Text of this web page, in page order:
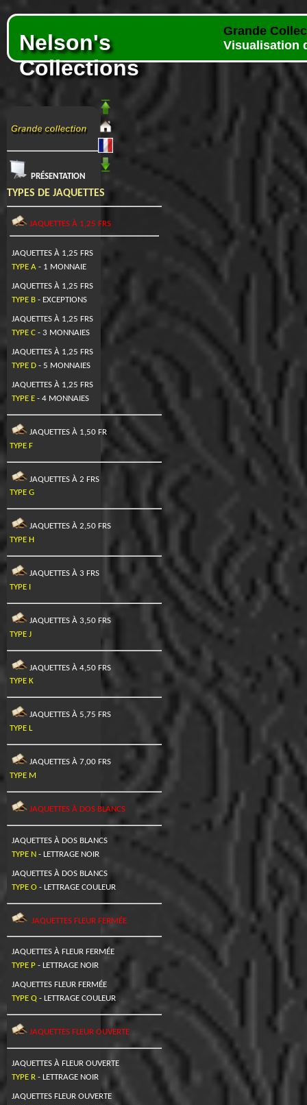
Nelson's
Collections
Grande
Visualisation
PRÉSENTATION
TYPES DE JAQUETTES
JAQUETTES À 1,25 FRS
JAQUETTES À 1,25 FRS
TYPE A - 1 MONNAIE
JAQUETTES À 1,25 FRS
TYPE B - EXCEPTIONS
JAQUETTES À 1,25 FRS
TYPE C - 3 MONNAIES
JAQUETTES À 1,25 FRS
TYPE D - 5 MONNAIES
JAQUETTES À 1,25 FRS
TYPE E - 4 MONNAIES
JAQUETTES À 1,50 FR
TYPE F
JAQUETTES À 2 FRS
TYPE G
JAQUETTES À 2,50 FRS
TYPE H
JAQUETTES À 3 FRS
TYPE I
JAQUETTES À 3,50 FRS
TYPE J
JAQUETTES À 4,50 FRS
TYPE K
JAQUETTES À 5,75 FRS
TYPE L
JAQUETTES À 7,00 FRS
TYPE M
JAQUETTES À DOS BLANCS
JAQUETTES À DOS BLANCS
TYPE N - LETTRAGE NOIR
JAQUETTES À DOS BLANCS
TYPE O - LETTRAGE COULEUR
JAQUETTES FLEUR FERMÉE
JAQUETTES À FLEUR FERMÉE
TYPE P - LETTRAGE NOIR
JAQUETTES FLEUR FERMÉE
TYPE Q - LETTRAGE COULEUR
JAQUETTES FLEUR OUVERTE
JAQUETTES À FLEUR OUVERTE
TYPE R - LETTRAGE NOIR
JAQUETTES FLEUR OUVERTE